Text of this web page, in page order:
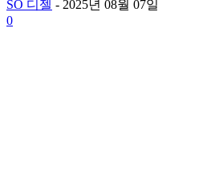
SO 디젤 - 2025년 08월 07일
0